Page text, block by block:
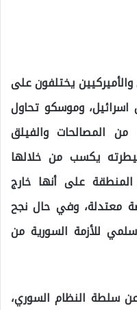
يختلفون على
اسرائيل، وموسكو تحاول
من المصالحات والفيلق
يكسب من خلالها
على أنها خارج
معتدلة، وفي حال نجح
للأزمة السورية من
سلطة النظام السوري،